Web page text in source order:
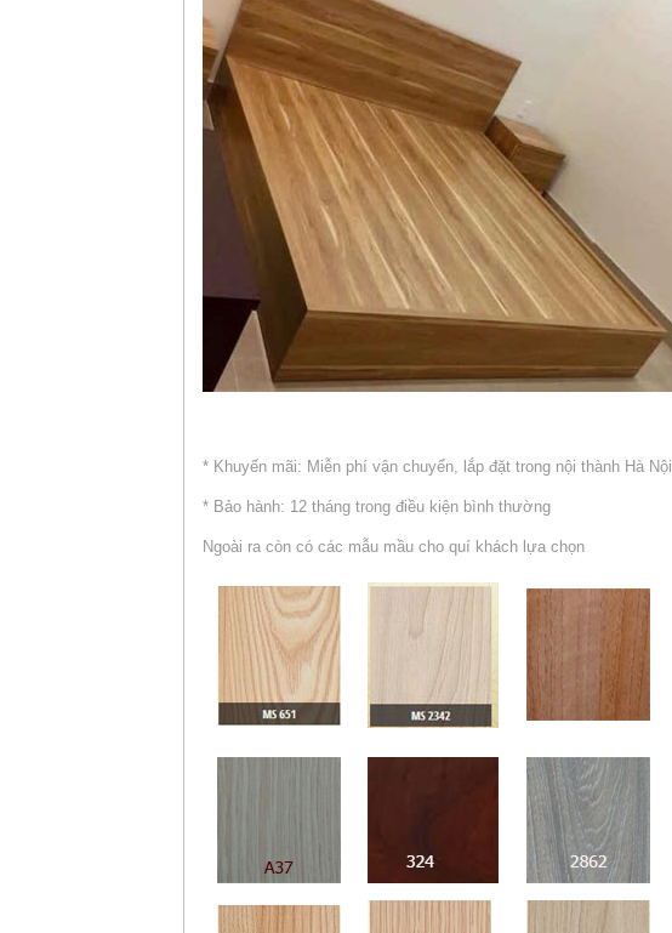
* Khuyến mãi: Miễn phí vận chuyển, lắp đặt trong nội thành Hà Nội
* Bảo hành: 12 tháng trong điều kiện bình thường
Ngoài ra còn có các mẫu mầu cho quí khách lựa chọn